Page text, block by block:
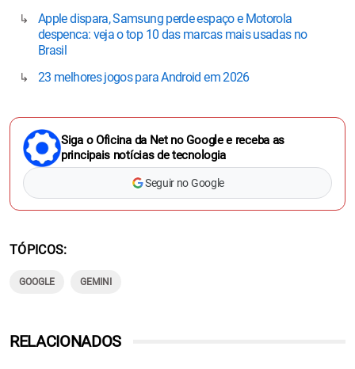
Apple dispara, Samsung perde espaço e Motorola
despenca: veja o top 10 das marcas mais usadas no
Brasil
23 melhores jogos para Android em 2026
Siga o Oficina da Net no Google e receba as
principais notícias de tecnologia
Seguir no Google
TÓPICOS
GOOGLE GEMINI
RELACIONADOS